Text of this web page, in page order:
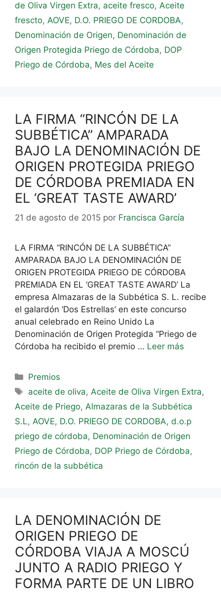
de Oliva Virgen Extra, aceite fresco, Aceite
frescto, AOVE, D.O. PRIEGO DE CORDOBA,
Denominación de Origen, Denominación de
Origen Protegida Priego de Córdoba, DOP
Priego de Córdoba, Mes del Aceite
LA FIRMA “RINCÓN DE LA
SUBBÉTICA” AMPARADA
BAJO LA DENOMINACIÓN DE
ORIGEN PROTEGIDA PRIEGO
DE CÓRDOBA PREMIADA EN
EL ‘GREAT TASTE AWARD’
21 de agosto de 2015 por Francisca García
LA FIRMA “RINCÓN DE LA SUBBÉTICA”
AMPARADA BAJO LA DENOMINACIÓN DE
ORIGEN PROTEGIDA PRIEGO DE CÓRDOBA
PREMIADA EN EL ‘GREAT TASTE AWARD’ La
empresa Almazaras de la Subbética S. L. recibe
el galardón ‘Dos Estrellas’ en este concurso
anual celebrado en Reino Unido La
Denominación de Origen Protegida “Priego de
Córdoba ha recibido el premio … Leer más
Premios
aceite de oliva,Aceite de Oliva Virgen Extra,
Aceite de Priego, Almazaras de la Subbética
S.L, AOVE, D.O. PRIEGO DE CORDOBA, d.o.p
priego de córdoba, Denominación de Origen
Priego de Córdoba, DOP Priego de Córdoba,
rincón de la subbética
LA DENOMINACIÓN DE
ORIGEN PRIEGO DE
CÓRDOBA VIAJA A MOSCÚ
JUNTO A RADIO PRIEGO Y
FORMA PARTE DE UN LIBRO